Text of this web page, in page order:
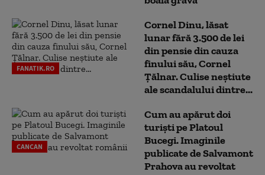
FANATIK.RO
Cornel Dinu, lăsat
lunar fără 3.500 de lei
din pensie din cauza
finului său, Cornel
Țălnar. Culise neștiute
ale scandalului dintre...
CANCAN
Cum au apărut doi
turiști pe Platoul
Bucegi. Imaginile
publicate de Salvamont
Prahova au revoltat